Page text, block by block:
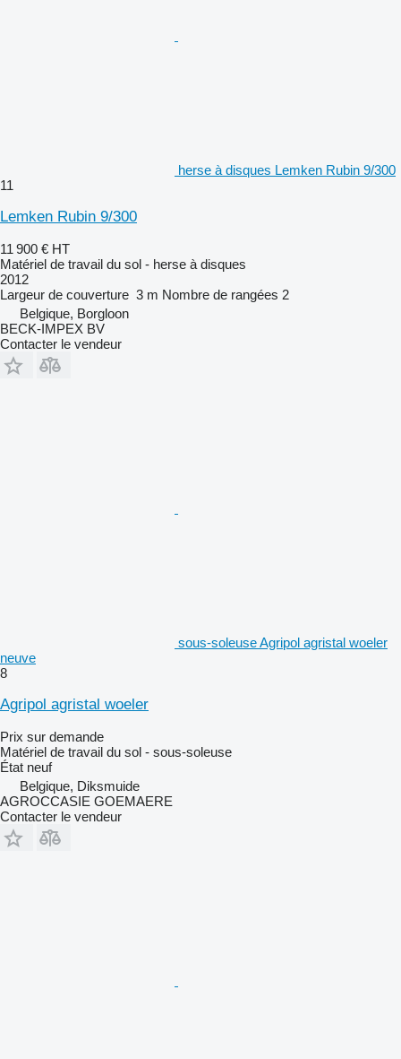
herse à disques Lemken Rubin 9/300
11
Lemken Rubin 9/300
11 900 € HT
Matériel de travail du sol - herse à disques
2012
Largeur de couverture 3 m Nombre de rangées 2
Belgique, Borgloon
BECK-IMPEX BV
Contacter le vendeur
sous-soleuse Agripol agristal woeler
neuve
8
Agripol agristal woeler
Prix sur demande
Matériel de travail du sol - sous-soleuse
État neuf
Belgique, Diksmuide
AGROCCASIE GOEMAERE
Contacter le vendeur